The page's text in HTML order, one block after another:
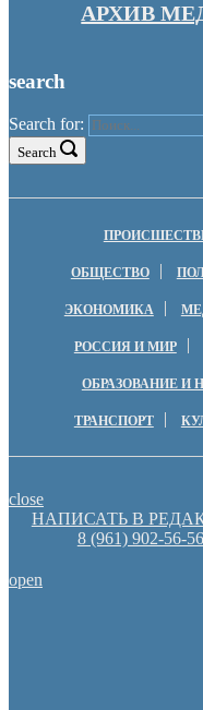
АРХИВ
search
Search for:
Search
ОБЩЕСТВО
ЭКОНОМИКА
РОССИЯ И МИР
ОБРАЗОВАНИЕ И
ТРАНСПОРТ
close
НАПИСАТЬ В
8 (961) 902-56-56
open